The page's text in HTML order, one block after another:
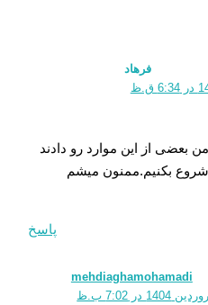
فرهاد
بعضی از این موارد رو دادند
شروع بکنیم.ممنون میشم
پاسخ
mehdiaghamohamadi